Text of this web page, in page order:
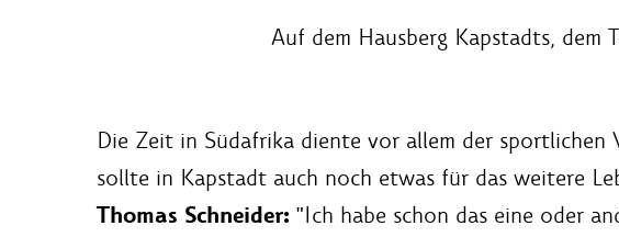
Auf dem Hausberg Kapstadts, dem
Die Zeit in Südafrika diente vor allem der sportlichen
sollte in Kapstadt auch noch etwas für das weitere
Thomas Schneider: "Ich habe schon das eine oder